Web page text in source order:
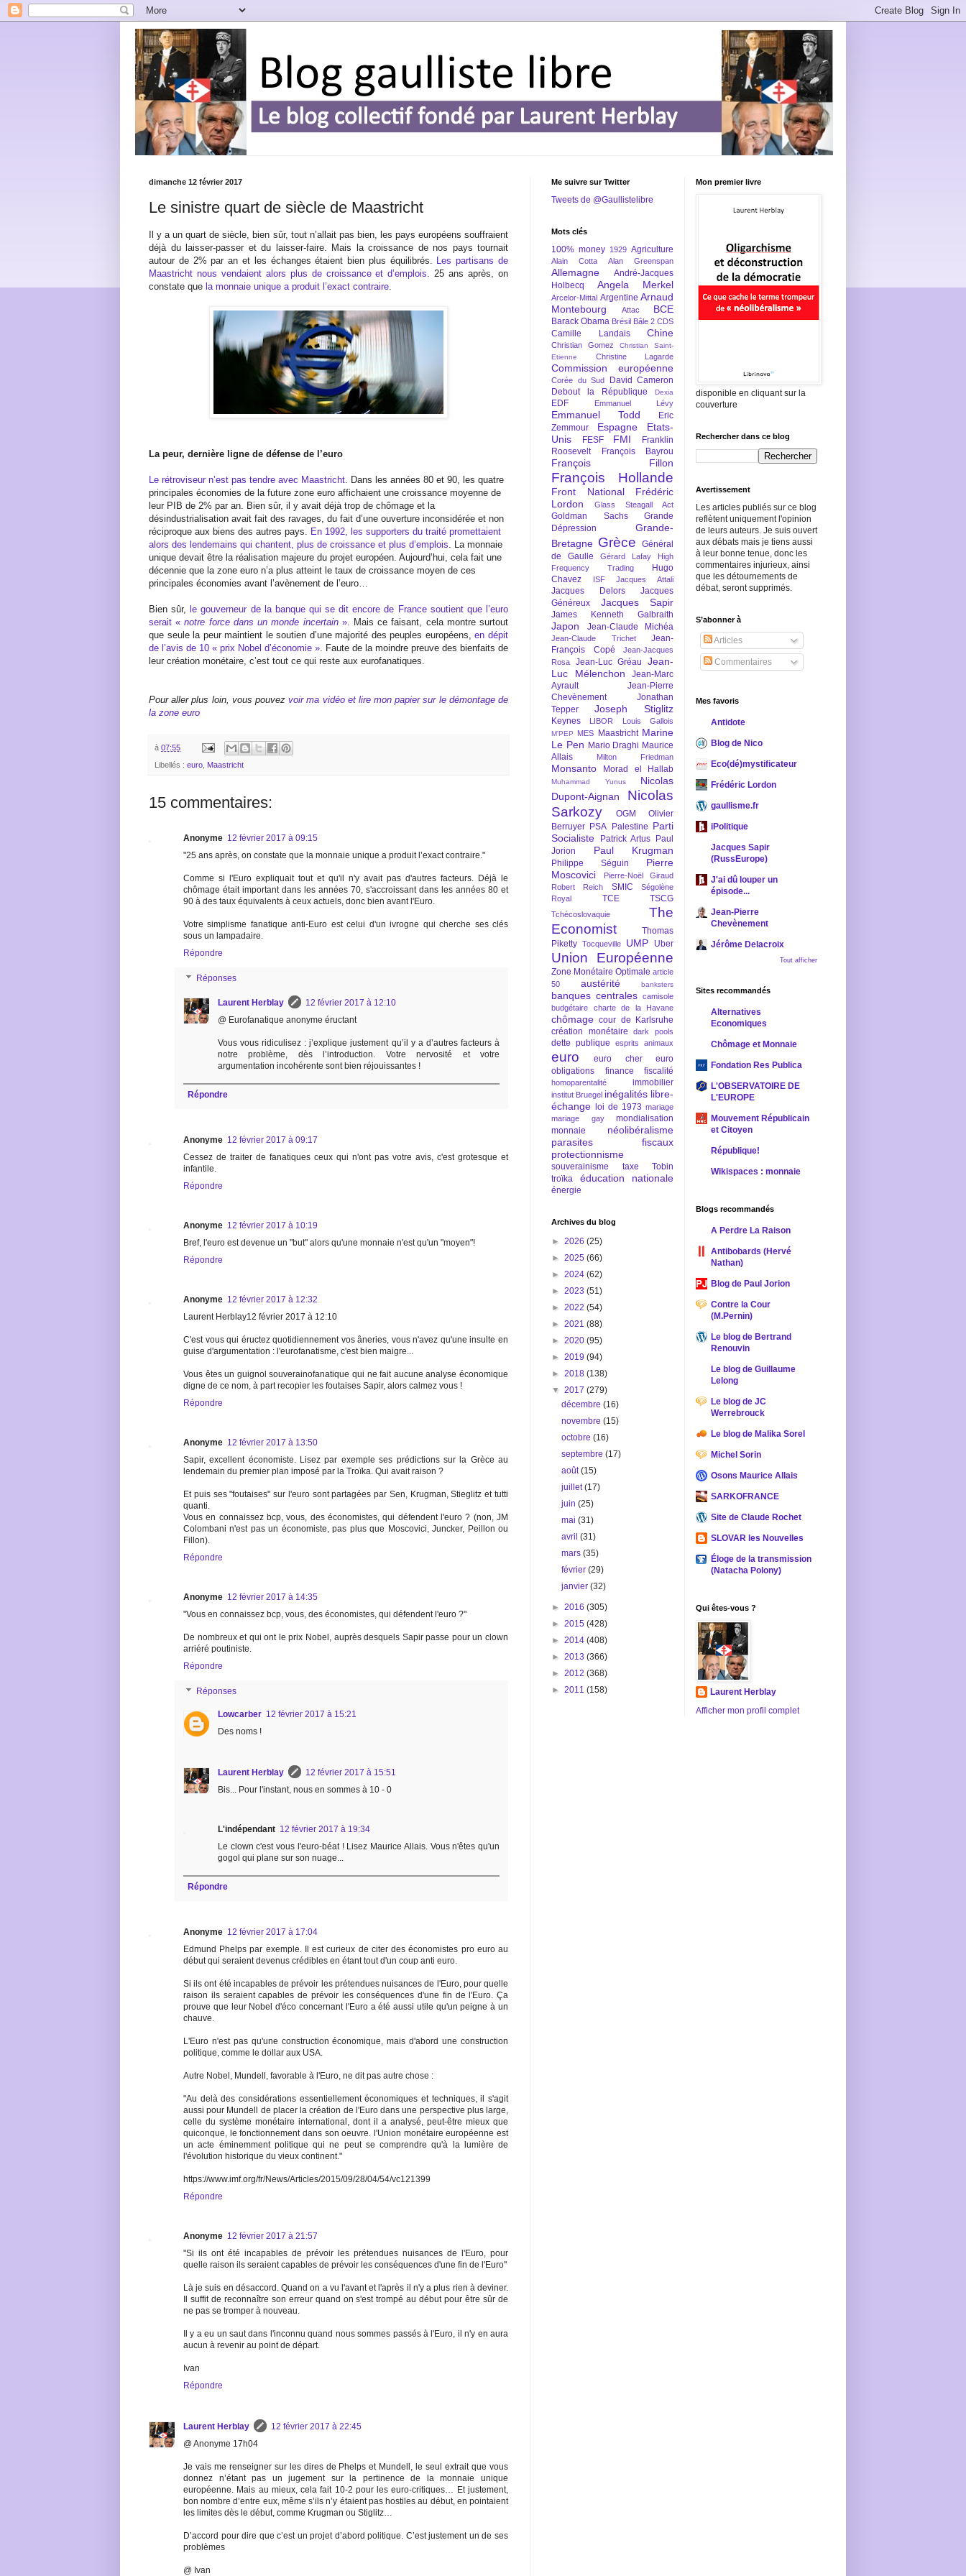
dimanche 12 février 2017
Le sinistre quart de siècle de Maastricht
Il y a un quart de siècle, bien sûr, tout n’allait pas bien, les pays européens souffraient
déjà du laisser-passer et du laisser-faire. Mais la croissance de nos pays tournait
autour de 2% par an et les échanges étaient bien plus équilibrés. Les partisans de
Maastricht nous vendaient alors plus de croissance et d’emplois . 25 ans après, on
constate que la monnaie unique a produit l’exact contraire
La peur, dernière ligne de défense de l’euro
Le rétroviseur n’est pas tendre avec Maastricht . Dans les années 80 et 90, les quatre
principales économies de la future zone euro affichaient une croissance moyenne de
leur PIB de 2% par an. Bien sûr, il y avait déjà trop de chômage et la
désindustrialisation avait fait des ravages, du fait d’une ouverture inconsidérée et non
réciproque aux biens des autres pays. En 1992, les supporters du traité promettaient
alors des lendemains qui chantent, plus de croissance et plus d’emplois . La monnaie
unique devait être la réalisation majeure du projet européen. Aujourd’hui, cela fait une
décennie que la zone euro n’a plus atteint le taux de croissance moyen de ces
principales économies avant l’avènement de l’euro…
Bien sûr,le gouverneur de la banque qui se dit encore de France soutient que l’euro
serait «notre force dans un monde incertain». Mais ce faisant, cela montre surtout
que seule la peur maintient le soutien d’une majorité des peuples européens,en dépit
de l’avis de 10 « prix Nobel d’économie » . Faute de la moindre preuve des bienfaits de
leur création monétaire, c’est tout ce qui reste aux eurofanatiques.
Pour aller plus loin, vous pouvezvoir ma vidéo et lire mon papier sur le démontage de
la zone euro
à 07:55
Libellés : euro Maastricht
15 commentaires:
Anonyme 12 février 2017 à 09:15
"25 ans après, on constate que la monnaie unique a produit l’exact contraire."
Comme si l'Euro expliquait tout et qu'il n'y avait pas d'autres facteurs. Déjà le
chômage était important dans les années 70, s'accroissant dans les années 80 et
90 à des taux équivalents à ceux actuels, donc bien avant l'Euro.
Votre simplisme fanatique anti-Euro est celui d'un ivrogne qui cherche ses clés
sous un lampadaire.
Répondre
Réponses
Laurent Herblay
12 février 2017 à 12:10
@ Eurofanatique anonyme éructant
Vous vous ridiculisez : j’explique justement qu’il y a d’autres facteurs à
notre problème, dès l’introduction. Votre nervosité et votre
argumentation incohérente sont bien réjouissantes !
Répondre
Anonyme 12 février 2017 à 09:17
Cessez de traiter de fanatiques ceux qui n'ont pas votre avis, c'est grotesque et
infantile.
Répondre
Anonyme 12 février 2017 à 10:19
Bref, l'euro est devenue un "but" alors qu'une monnaie n'est qu'un "moyen"!
Répondre
Anonyme 12 février 2017 à 12:32
Laurent Herblay12 février 2017 à 12:10
C'est vous qui éructez quotidiennement vos âneries, vous n'avez qu'une insulte en
guise d'argumentation : l'eurofanatisme, c'est bien maigre...
Vous êtes un guignol souverainofanatique qui ne fait aucune analyse économique
digne de ce nom, à part recopier les foutaises Sapir, alors calmez vous !
Répondre
Anonyme 12 février 2017 à 13:50
Sapir, excellent économiste. Lisez par exemple ses prédictions sur la Grèce au
lendemain du premier plan imposé par la Troïka. Qui avait raison ?
Et puis ses "foutaises" sur l'euro sont partagées par Sen, Krugman, Stieglitz et tutti
quanti.
Vous en connaissez bcp, vous, des économistes, qui défendent l'euro ? (non, JM
Colombani n'est pas un économiste, pas plus que Moscovici, Juncker, Peillon ou
Fillon).
Répondre
Anonyme 12 février 2017 à 14:35
"Vous en connaissez bcp, vous, des économistes, qui défendent l'euro ?"
De nombreux et qui ont le prix Nobel, auprès desquels Sapir passe pour un clown
arriéré poutiniste.
Répondre
Réponses
Lowcarber 12 février 2017 à 15:21
Des noms !
Laurent Herblay
12 février 2017 à 15:51
Bis... Pour l'instant, nous en sommes à 10 - 0
L'indépendant 12 février 2017 à 19:34
Le clown c'est vous l'euro-béat ! Lisez Maurice Allais. Vous n'êtes qu'un
gogol qui plane sur son nuage...
Répondre
Anonyme 12 février 2017 à 17:04
Edmund Phelps par exemple. Il est curieux de citer des économistes pro euro au
début qui seraient devenus crédibles en étant tout d'un coup anti euro.
Si ils ont été incapables de prévoir les prétendues nuisances de l'Euro, pour quelle
raison ils seraient capables de prévoir les conséquences d'une fin de l'Euro. Ça
prouve que leur Nobel d'éco concernant l'Euro a été aussi utile qu'un peigne à un
chauve.
L'Euro n'est pas qu'une construction économique, mais d'abord une construction
politique, comme le dollar aux USA.
Autre Nobel, Mundell, favorable à l'Euro, ne dit pas autre chose :
"Au delà des considérations essentiellement économiques et techniques, il s'agit
aussi pour Mundell de placer la création de l'Euro dans une perspective plus large,
celle du système monétaire international, dont il a analysé, peut-être mieux que
quiconque, le fonctionnement dans son oeuvre. l'Union monétaire européenne est
un acte éminemment politique qui ne peut se comprendre qu'à la lumière de
l'évolution historique du vieux continent."
https://www.imf.org/fr/News/Articles/2015/09/28/04/54/vc121399
Répondre
Anonyme 12 février 2017 à 21:57
"Si ils ont été incapables de prévoir les prétendues nuisances de l'Euro, pour
quelle raison ils seraient capables de prévoir les conséquences d'une fin de l'Euro"
Là je suis en désaccord. Quand on a vu l'avant et l'après il n'y a plus rien à deviner.
Il suffit de reconnaître son erreur quand on s'est trompé au début pour être sûr de
ne pas se tromper à nouveau.
Il y a eu un saut dans l'inconnu quand nous sommes passés à l'Euro, il n'y en aura
aucun à revenir au point de départ.
Ivan
Répondre
Laurent Herblay
12 février 2017 à 22:45
@ Anonyme 17h04
Je vais me renseigner sur les dires de Phelps et Mundell, le seul extrait que vous
donnez n’étant pas un jugement sur la pertinence de la monnaie unique
européenne. Mais au mieux, cela fait 10-2 pour les euro-critiques… Et justement,
bon nombre d’entre eux, même s’ils n’y étaient pas hostiles au début, en pointaient
les limites dès le début, comme Krugman ou Stiglitz…
D’accord pour dire que c’est un projet d’abord politique. C’est justement un de ses
problèmes
@ Ivan
Me suivre sur Twitter
Tweets de @Gaullistelibre
Mots clés
100% money 1929 Agriculture
Alain Cotta Alan Greenspan
Allemagne
André-Jacques
Holbecq
Angela Merkel
Arcelor-Mittal Argentine Arnaud
Montebourg
Attac BCE
Barack Obama Brésil Bâle 2 CDS
Camille Landais Chine
Christian Gomez
Christian Saint-
Etienne
Christine Lagarde
Commission européenne
Corée du Sud
David Cameron
Debout la République
Dexia
EDF Emmanuel Lévy
Emmanuel Todd
Eric
Zemmour
Espagne
Etats-
Unis
FESF FMI
Franklin
Roosevelt
François Bayrou
François Fillon
François Hollande
Front National
Frédéric
Lordon
Glass Steagall Act
Goldman Sachs
Grande
Dépression
Grande-
Bretagne Grèce
Général
de Gaulle
Gérard Lafay
High
Frequency Trading
Hugo
Chavez
ISF Jacques Attali
Jacques Delors
Jacques
Généreux
Jacques Sapir
James Kenneth Galbraith
Japon Jean-Claude Michéa
Jean-Claude Trichet
Jean-
François Copé
Jean-Jacques
Rosa
Jean-Luc Gréau
Jean-
Luc Mélenchon
Jean-Marc
Ayrault
Jean-Pierre
Chevènement
Jonathan
Tepper
Joseph Stiglitz
Keynes LIBOR Louis Gallois
M'PEP MES Maastricht Marine
Le Pen Mario Draghi Maurice
Allais
Milton Friedman
Monsanto Morad el Hallab
Muhammad Yunus
Nicolas
Dupont-Aignan
Nicolas
Sarkozy
OGM
Olivier
Berruyer PSA Palestine Parti
Socialiste
Patrick Artus
Paul
Jorion
Paul Krugman
Philippe Séguin
Pierre
Moscovici
Pierre-Noël Giraud
Robert Reich
SMIC
Ségolène
Royal
TCE TSCG
Tchécoslovaquie
The
Economist
Thomas
Piketty Tocqueville UMP Uber
Union Européenne
Zone Monétaire Optimale article
50
austérité banksters
banques centrales camisole
budgétaire
charte de la Havane
chômage cour de Karlsruhe
création monétaire
dark pools
dette publique esprits animaux
euro euro cher
euro
obligations
finance fiscalité
homoparentalité immobilier
institut Bruegel inégalités libre-
échange
loi de 1973 mariage
mariage gay
mondialisation
monnaie
néolibéralisme
parasites fiscaux
protectionnisme
souverainisme
taxe Tobin
troïka
éducation nationale
énergie
Archives du blog
► 2026 (25)
► 2025 (66)
► 2024 (62)
► 2023 (51)
► 2022 (54)
► 2021 (88)
► 2020 (95)
► 2019 (94)
► 2018 (138)
▼ 2017 (279)
décembre(16)
novembre(15)
octobre(16)
septembre(17)
août(15)
juillet(17)
juin(25)
mai(31)
avril(31)
mars(35)
février(29)
janvier(32)
► 2016 (305)
► 2015 (428)
► 2014 (408)
► 2013 (366)
► 2012 (368)
► 2011 (158)
Mon premier livre
disponible en cliquant sur la
couverture
Rechercher dans ce blog
Avertissement
Les articles publiés sur ce blog
reflètent uniquement l'opinion
de leurs auteurs. Je suis ouvert
aux débats mais je tiens aussi
à leur bonne tenue, donc les
commentaires injurieux, ainsi
que les détournements de
débat, seront supprimés.
S’abonner à
Articles
Commentaires
Mes favoris
Antidote
Blog de Nico
Eco(dé)mystificateur
Frédéric Lordon
gaullisme.fr
iPolitique
Jacques Sapir
(RussEurope)
J'ai dû louper un
épisode...
Jean-Pierre
Chevènement
Jérôme Delacroix
Tout afficher
Sites recommandés
Alternatives
Economiques
Chômage et Monnaie
Fondation Res Publica
L'OBSERVATOIRE DE
L'EUROPE
Mouvement Républicain
et Citoyen
République!
Wikispaces : monnaie
Blogs recommandés
A Perdre La Raison
Antibobards (Hervé
Nathan)
Blog de Paul Jorion
Contre la Cour
(M.Pernin)
Le blog de Bertrand
Renouvin
Le blog de Guillaume
Lelong
Le blog de JC
Werrebrouck
Le blog de Malika Sorel
Michel Sorin
Osons Maurice Allais
SARKOFRANCE
Site de Claude Rochet
SLOVAR les Nouvelles
Éloge de la transmission
(Natacha Polony)
Qui êtes-vous ?
Laurent Herblay
Afficher mon profil complet